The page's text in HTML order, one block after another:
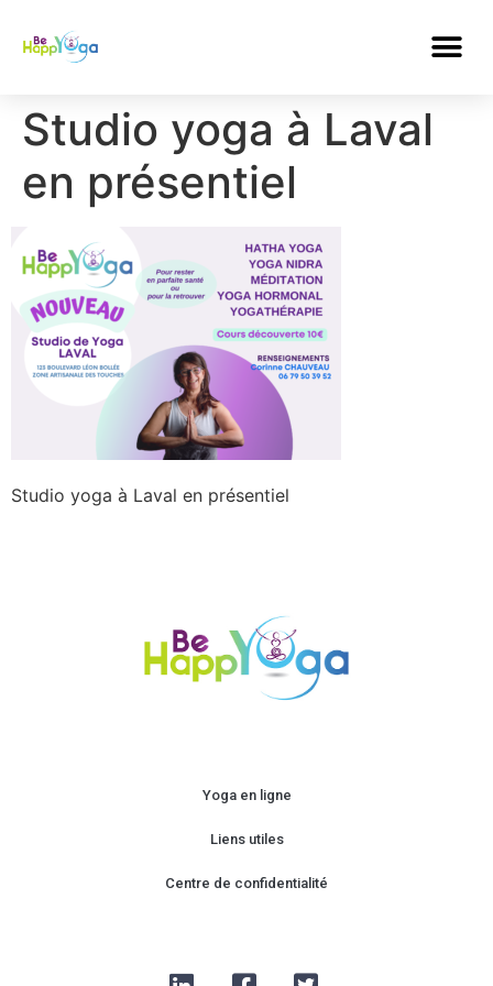
Studio yoga à Laval
en présentiel
Studio yoga à Laval en présentiel
Yoga en ligne
Liens utiles
Centre de confidentialité